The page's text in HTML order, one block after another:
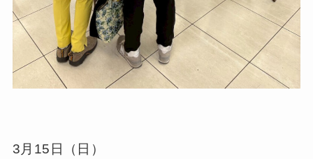
3月15日（日）